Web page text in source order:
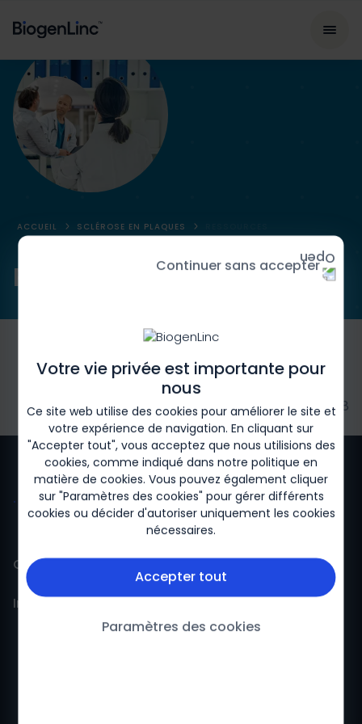
Votre vie privée est importante pour
nous
Ce site web utilise des cookies pour améliorer le site et
votre expérience de navigation. En cliquant sur
"Accepter tout", vous acceptez que nous utilisions des
cookies, comme indiqué dans notre politique en
matière de cookies. Vous pouvez également cliquer
sur "Paramètres des cookies" pour gérer différents
cookies ou décider d'autoriser uniquement les cookies
nécessaires.
Accepter tout
Paramètres des cookies
Continuer sans accepter
ACCUEIL SCLÉROSE EN PLAQUES
Ressources
2026/04 -Biogen-239128
Contact
Contact
Information